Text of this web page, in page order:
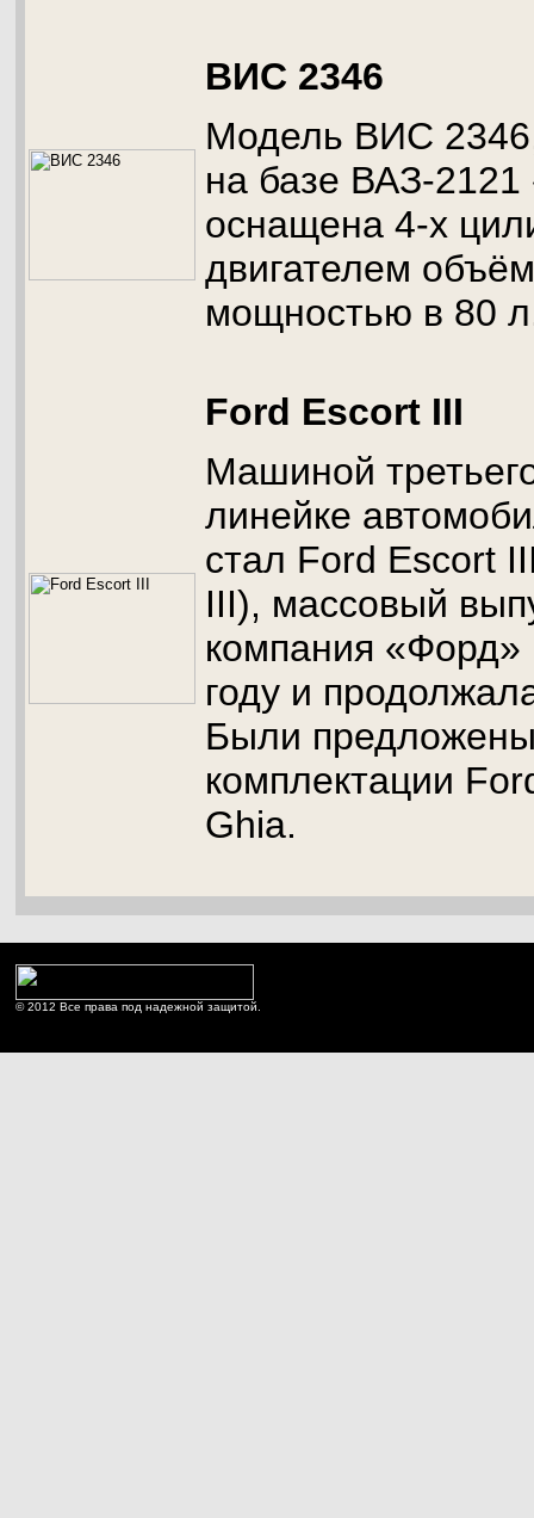
ВИС 2346
Модель ВИС
на базе ВАЗ-
оснащена 4-х
двигателем
мощностью в 80
Ford Escort III
Машиной
линейке
стал Ford Escort
III), массовый
компания «Форд»
году и
Были
комплектации
Ghia.
© 2012 Все права под надежной защитой.